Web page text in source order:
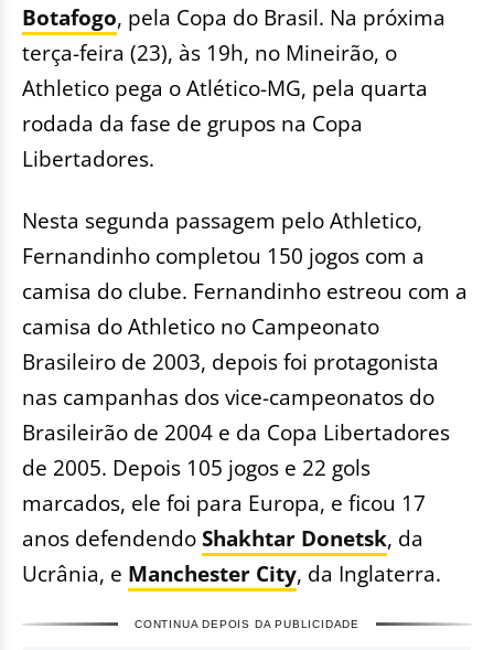
Botafogo, pela Copa do Brasil. Na próxima
terça-feira (23), às 19h, no Mineirão, o
Athletico pega o Atlético-MG, pela quarta
rodada da fase de grupos na Copa
Libertadores.
Nesta segunda passagem pelo Athletico,
Fernandinho completou 150 jogos com a
camisa do clube. Fernandinho estreou com a
camisa do Athletico no Campeonato
Brasileiro de 2003, depois foi protagonista
nas campanhas dos vice-campeonatos do
Brasileirão de 2004 e da Copa Libertadores
de 2005. Depois 105 jogos e 22 gols
marcados, ele foi para Europa, e ficou 17
anos defendendoShakhtar Donetsk, da
Ucrânia, e Manchester City, da Inglaterra.
CONTINUA DEPOIS DA PUBLICIDADE